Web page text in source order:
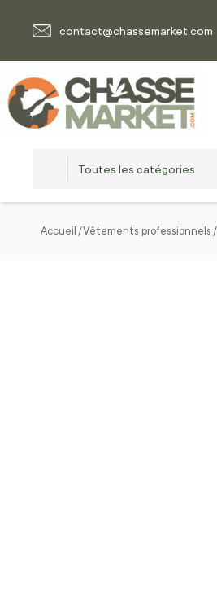
contact@chassemarket.com
Toutes les catégories
Accueil Vêtements professionnels